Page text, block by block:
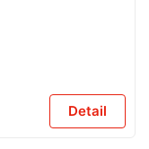
Detail